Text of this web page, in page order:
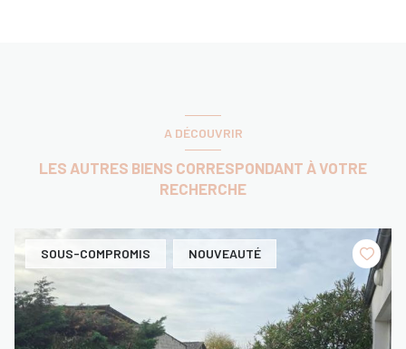
A DÉCOUVRIR
LES AUTRES BIENS CORRESPONDANT À VOTRE
RECHERCHE
SOUS-COMPROMIS NOUVEAUTÉ